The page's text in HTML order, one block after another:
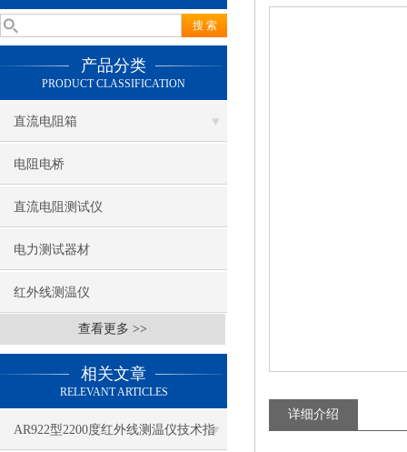
产品分类
PRODUCT CLASSIFICATION
直流电阻箱
电阻电桥
直流电阻测试仪
电力测试器材
红外线测温仪
查看更多 >>
相关文章
RELEVANT ARTICLES
AR922型2200度红外线测温仪技术指
详细介绍